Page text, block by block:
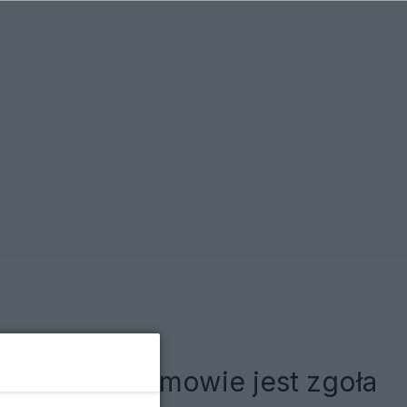
umowie jest zgoła